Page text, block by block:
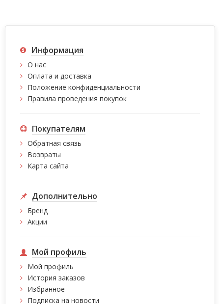
Информация
О нас
Оплата и доставка
Положение конфиденциальности
Правила проведения покупок
Покупателям
Обратная связь
Возвраты
Карта сайта
Дополнительно
Бренд
Акции
Мой профиль
Мой профиль
История заказов
Избранное
Подписка на новости